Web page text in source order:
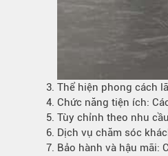
3. Thể hiện phong cách
4. Chức năng tiện ích:
5. Tùy chỉnh theo nhu
6. Dịch vụ chăm sóc
7. Bảo hành và hậu mãi: